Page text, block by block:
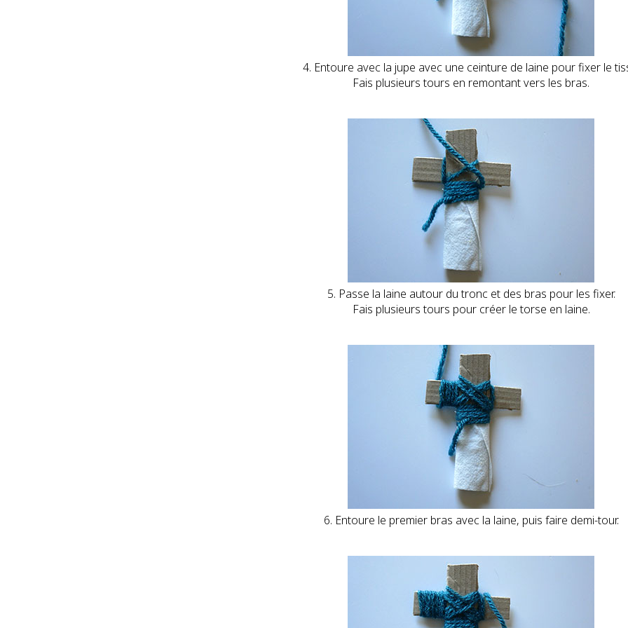
4. Entoure avec la jupe avec une ceinture de laine pour fixer le
Fais plusieurs tours en remontant vers les bras.
5. Passe la laine autour du tronc et des bras pour les fixer.
Fais plusieurs tours pour créer le torse en laine.
6. Entoure le premier bras avec la laine, puis faire demi-tour.